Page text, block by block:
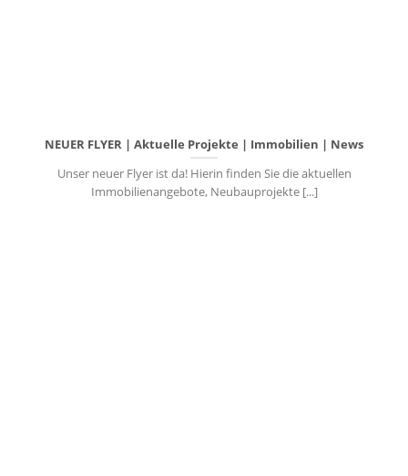
NEUER FLYER | Aktuelle Projekte | Immobilien | News
Unser neuer Flyer ist da! Hierin finden Sie die aktuellen
Immobilienangebote, Neubauprojekte [...]